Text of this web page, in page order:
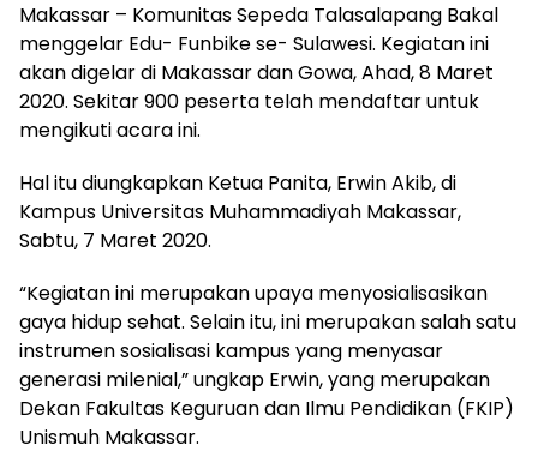
Makassar – Komunitas Sepeda Talasalapang Bakal
menggelar Edu- Funbike se- Sulawesi. Kegiatan ini
akan digelar di Makassar dan Gowa, Ahad, 8 Maret
2020. Sekitar 900 peserta telah mendaftar untuk
mengikuti acara ini.
Hal itu diungkapkan Ketua Panita, Erwin Akib, di
Kampus Universitas Muhammadiyah Makassar,
Sabtu, 7 Maret 2020.
“Kegiatan ini merupakan upaya menyosialisasikan
gaya hidup sehat. Selain itu, ini merupakan salah satu
instrumen sosialisasi kampus yang menyasar
generasi milenial,” ungkap Erwin, yang merupakan
Dekan Fakultas Keguruan dan Ilmu Pendidikan (FKIP)
Unismuh Makassar.